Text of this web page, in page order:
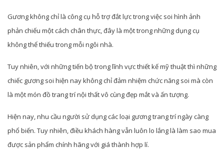
Gương không chỉ là công cụ hỗ trợ đắt lực trong việc soi hình ảnh
phản chiếu một cách chân thực, đây là một trong những dụng cụ
không thể thiếu trong mỗi ngôi nhà.
Tuy nhiên, với những tiến bộ trong lĩnh vực thiết kế mỹ thuật thì những
chiếc gương soi hiện nay không chỉ đảm nhiệm chức năng soi mà còn
là một món đồ trang trí nội thất vô cùng đẹp mắt và ấn tượng.
Hiện nay, nhu cầu người sử dụng các loại gương trang trí ngày càng
phổ biến. Tuy nhiên, điều khách hàng vẫn luôn lo lắng là làm sao mua
được sản phẩm chính hãng với giá thành hợp lí.